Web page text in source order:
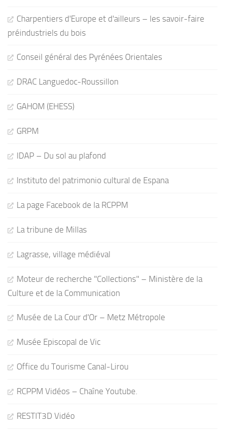
Charpentiers d'Europe et d'ailleurs – les savoir-faire
préindustriels du bois
Conseil général des Pyrénées Orientales
DRAC Languedoc-Roussillon
GAHOM (EHESS)
GRPM
IDAP – Du sol au plafond
Instituto del patrimonio cultural de Espana
La page Facebook de la RCPPM
La tribune de Millas
Lagrasse, village médiéval
Moteur de recherche "Collections" – Ministère de la
Culture et de la Communication
Musée de La Cour d'Or – Metz Métropole
Musée Episcopal de Vic
Office du Tourisme Canal-Lirou
RCPPM Vidéos – Chaîne Youtube.
RESTIT3D Vidéo